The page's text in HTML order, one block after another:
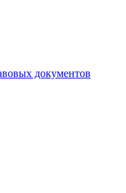
документов